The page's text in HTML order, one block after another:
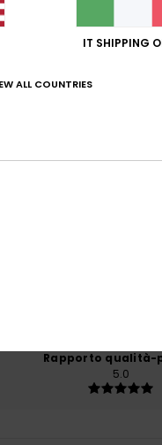
Rapporto qualità-
5.0
IT SHIPPING
ALL COUNTRIES